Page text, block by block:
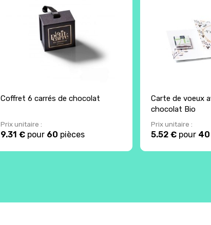
Coffret 6 carrés de chocolat
Prix unitaire :
9.31 €pour 60 pièces
Carte de voeux
chocolat Bio
Prix unitaire :
5.52 €pour 40